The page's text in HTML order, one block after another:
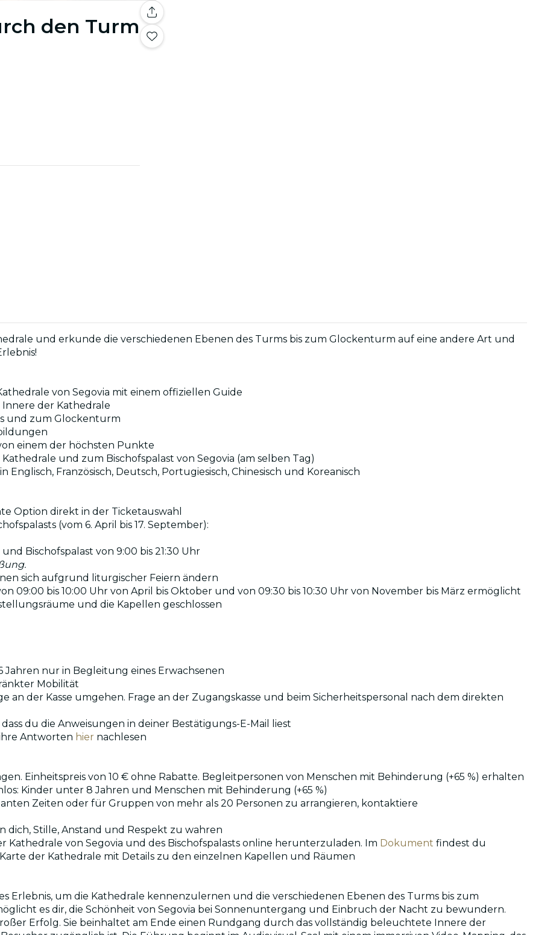
den Turm
und erkunde die verschiedenen Ebenen des Turms bis zum Glockenturm auf eine andere Art und
von Segovia mit einem offiziellen Guide
der Kathedrale
und zum Glockenturm
einem der höchsten Punkte
und zum Bischofspalast von Segovia (am selben Tag)
Englisch, Französisch, Deutsch, Portugiesisch, Chinesisch und Koreanisch
Option direkt in der Ticketauswahl
(vom 6. April bis 17. September):
Bischofspalast von 9:00 bis 21:30 Uhr
sich aufgrund liturgischer Feiern ändern
09:00 bis 10:00 Uhr von April bis Oktober und von 09:30 bis 10:30 Uhr von November bis März ermöglicht
und die Kapellen geschlossen
nur in Begleitung eines Erwachsenen
Mobilität
an der Kasse umgehen. Frage an der Zugangskasse und beim Sicherheitspersonal nach dem direkten
dass du die Anweisungen in deiner Bestätigungs-E-Mail liest
Antworten hier nachlesen
Einheitspreis von 10 € ohne Rabatte. Begleitpersonen von Menschen mit Behinderung (+65 %) erhalten
Kinder unter 8 Jahren und Menschen mit Behinderung (+65 %)
Zeiten oder für Gruppen von mehr als 20 Personen zu arrangieren, kontaktiere
dich, Stille, Anstand und Respekt zu wahren
Kathedrale von Segovia und des Bischofspalasts online herunterzuladen. Im Dokument findest du
der Kathedrale mit Details zu den einzelnen Kapellen und Räumen
Erlebnis, um die Kathedrale kennenzulernen und die verschiedenen Ebenen des Turms bis zum
es dir, die Schönheit von Segovia bei Sonnenuntergang und Einbruch der Nacht zu bewundern.
Erfolg. Sie beinhaltet am Ende einen Rundgang durch das vollständig beleuchtete Innere der